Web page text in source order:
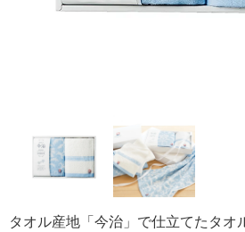
タオル産地「今治」で仕立てたタオ